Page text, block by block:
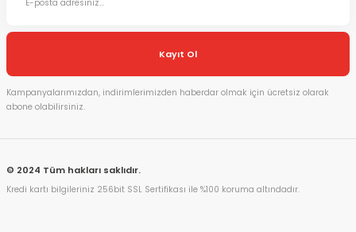
Kayıt Ol
Kampanyalarımızdan, indirimlerimizden haberdar olmak için ücretsiz olarak
abone olabilirsiniz.
© 2024 Tüm hakları saklıdır.
Kredi kartı bilgileriniz 256bit SSL Sertifikası ile %100 koruma altındadır.